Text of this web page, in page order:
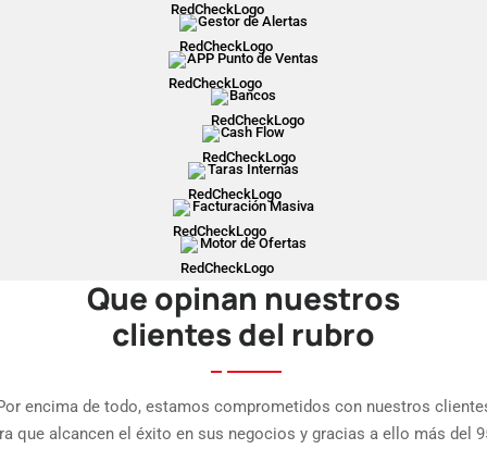
Gestor de Alertas
APP Punto de Ventas
Bancos
Cash Flow
Taras Internas
Facturación Masiva
Motor de Ofertas
Que opinan nuestros
clientes del rubro
encima de todo, estamos comprometidos con nuestros
que alcancen el éxito en sus negocios y gracias a ello más del